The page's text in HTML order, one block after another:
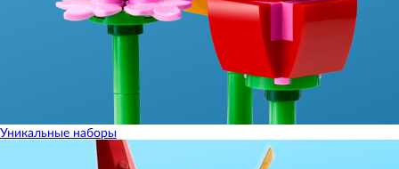
Уникальные наборы